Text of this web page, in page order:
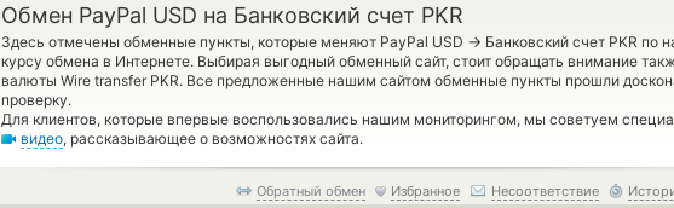
Обмен PayPal USD на Банковский счет PKR
Здесь отмечены обменные пункты, которые меняют PayPal USD → Банковский счет PKR по
курсу обмена в Интернете. Выбирая выгодный обменный сайт, стоит обращать внимание
валюты Wire transfer PKR. Все предложенные нашим сайтом обменные пункты прошли
проверку.
Для клиентов, которые впервые воспользовались нашим мониторингом, мы советуем
видео, рассказывающее о возможностях сайта.
Обратный обмен Избранное Несоответствие